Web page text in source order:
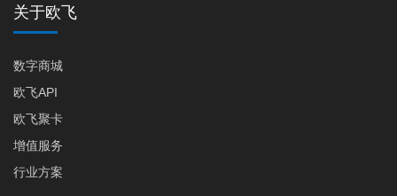
关于欧飞
数字商城
欧飞API
欧飞聚卡
增值服务
行业方案